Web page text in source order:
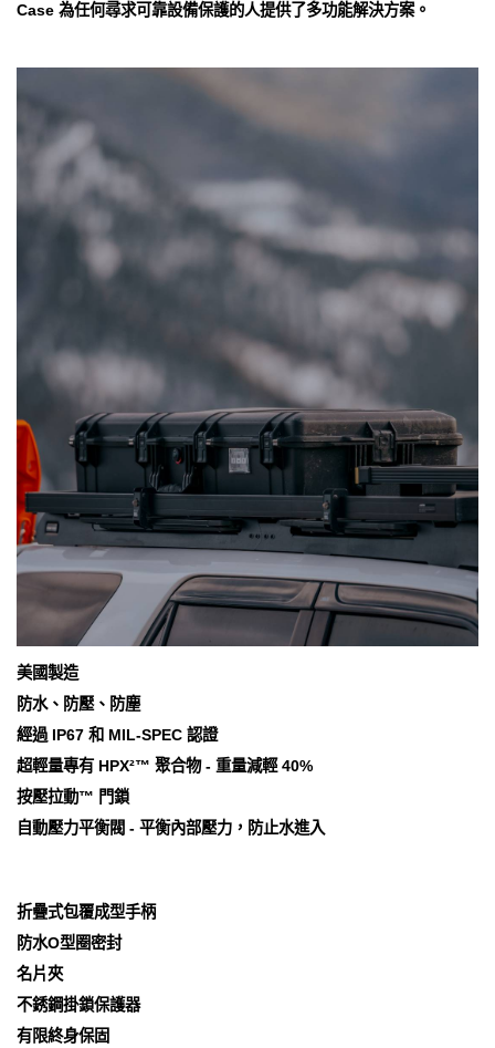
Case 為任何尋求可靠設備保護的人提供了多功能解決方案。
美國製造
防水、防壓、防塵
經過 IP67 和 MIL-SPEC 認證
超輕量專有 HPX²™ 聚合物 - 重量減輕 40%
按壓拉動™ 門鎖
自動壓力平衡閥 - 平衡內部壓力，防止水進入
折疊式包覆成型手柄
防水O型圈密封
名片夾
不銹鋼掛鎖保護器
有限終身保固